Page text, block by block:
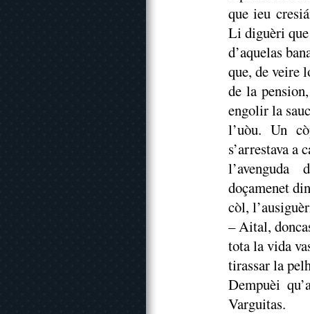
que ieu
Li diguèri
d’aquelas
que, de veire
de la
engolir la
l’uòu. Un
s’arrestava a
doçamenet
còl,
– Aital,
tota la vida
tirassar la
Dempuèi
Varguitas.